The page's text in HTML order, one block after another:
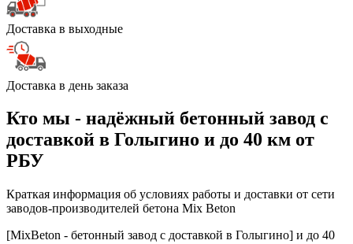
Доставка в выходные
Доставка в день заказа
Кто мы - надёжный бетонный завод с
доставкой в Голыгино и до 40 км от
РБУ
Краткая информация об условиях работы и доставки от сети
заводов-производителей бетона Mix Beton
[MixBeton - бетонный завод с доставкой в Голыгино] и до 40